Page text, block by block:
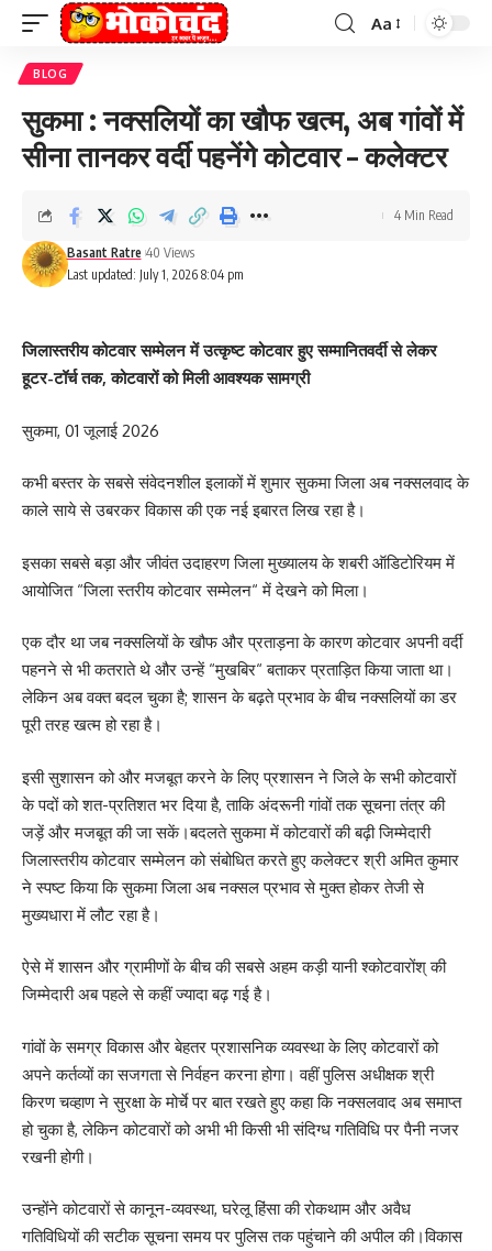
Font
Aa
BLOG
सुकमा : नक्सलियों का खौफ खत्म, अब गांवों में
सीना तानकर वर्दी पहनेंगे कोटवार – कलेक्टर
Last updated: July 1, 2026 8:04 pm
Basant Ratre 40 Views
4 Min Read
जिलास्तरीय कोटवार सम्मेलन में उत्कृष्ट कोटवार हुए सम्मानितवर्दी से लेकर
हूटर-टॉर्च तक, कोटवारों को मिली आवश्यक सामग्री
सुकमा, 01 जूलाई 2026
कभी बस्तर के सबसे संवेदनशील इलाकों में शुमार सुकमा जिला अब नक्सलवाद के
काले साये से उबरकर विकास की एक नई इबारत लिख रहा है।
इसका सबसे बड़ा और जीवंत उदाहरण जिला मुख्यालय के शबरी ऑडिटोरियम में
आयोजित “जिला स्तरीय कोटवार सम्मेलन“ में देखने को मिला।
एक दौर था जब नक्सलियों के खौफ और प्रताड़ना के कारण कोटवार अपनी वर्दी
पहनने से भी कतराते थे और उन्हें “मुखबिर“ बताकर प्रताड़ित किया जाता था।
लेकिन अब वक्त बदल चुका है; शासन के बढ़ते प्रभाव के बीच नक्सलियों का डर
पूरी तरह खत्म हो रहा है।
इसी सुशासन को और मजबूत करने के लिए प्रशासन ने जिले के सभी कोटवारों
के पदों को शत-प्रतिशत भर दिया है, ताकि अंदरूनी गांवों तक सूचना तंत्र की
जड़ें और मजबूत की जा सकें।बदलते सुकमा में कोटवारों की बढ़ी जिम्मेदारी
जिलास्तरीय कोटवार सम्मेलन को संबोधित करते हुए कलेक्टर श्री अमित कुमार
ने स्पष्ट किया कि सुकमा जिला अब नक्सल प्रभाव से मुक्त होकर तेजी से
मुख्यधारा में लौट रहा है।
ऐसे में शासन और ग्रामीणों के बीच की सबसे अहम कड़ी यानी श्कोटवारोंश् की
जिम्मेदारी अब पहले से कहीं ज्यादा बढ़ गई है।
गांवों के समग्र विकास और बेहतर प्रशासनिक व्यवस्था के लिए कोटवारों को
अपने कर्तव्यों का सजगता से निर्वहन करना होगा। वहीं पुलिस अधीक्षक श्री
किरण चव्हाण ने सुरक्षा के मोर्चे पर बात रखते हुए कहा कि नक्सलवाद अब समाप्त
हो चुका है, लेकिन कोटवारों को अभी भी किसी भी संदिग्ध गतिविधि पर पैनी नजर
रखनी होगी।
उन्होंने कोटवारों से कानून-व्यवस्था, घरेलू हिंसा की रोकथाम और अवैध
गतिविधियों की सटीक सूचना समय पर पुलिस तक पहुंचाने की अपील की।विकास